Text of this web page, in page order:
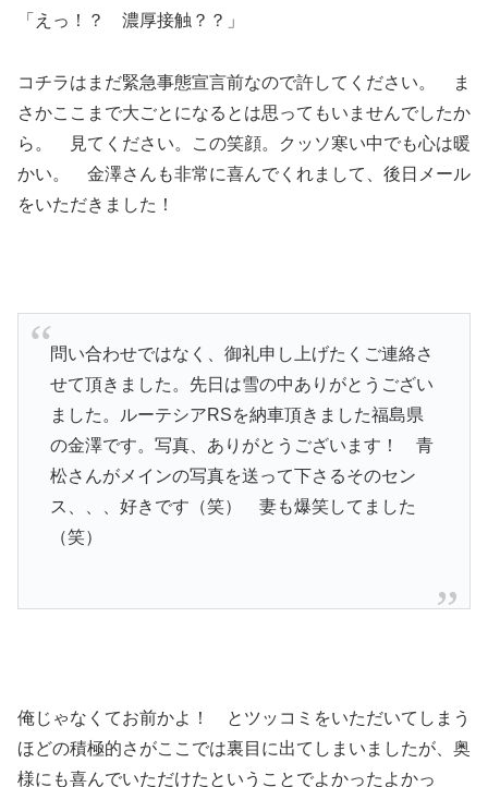
「えっ！？ 濃厚接触？？」
コチラはまだ緊急事態宣言前なので許してください。 ま
さかここまで大ごとになるとは思ってもいませんでしたか
ら。 見てください。この笑顔。クッソ寒い中でも心は暖
かい。 金澤さんも非常に喜んでくれまして、後日メール
をいただきました！
問い合わせではなく、御礼申し上げたくご連絡さ
せて頂きました。先日は雪の中ありがとうござい
ました。ルーテシアRSを納車頂きました福島県
の金澤です。写真、ありがとうございます！ 青
松さんがメインの写真を送って下さるそのセン
ス、、、好きです（笑） 妻も爆笑してました
（笑）
俺じゃなくてお前かよ！ とツッコミをいただいてしまう
ほどの積極的さがここでは裏目に出てしまいましたが、奥
様にも喜んでいただけたということでよかったよかっ